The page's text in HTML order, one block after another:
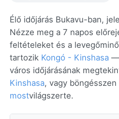
Élő időjárás Bukavu-ban,
Nézze meg a 7 napos
feltételeket és a
tartozik Kongó - Kinshasa —
város időjárásának
Kinshasa, vagy böngésszen
mostvilágszerte.